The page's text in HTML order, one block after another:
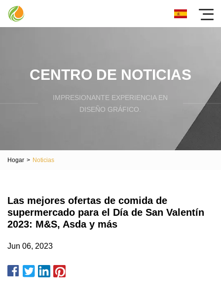
CENTRO DE NOTICIAS
IMPRESIONANTE EXPERIENCIA EN
DISEÑO GRÁFICO.
Hogar > Noticias
Las mejores ofertas de comida de
supermercado para el Día de San Valentín
2023: M&S, Asda y más
Jun 06, 2023